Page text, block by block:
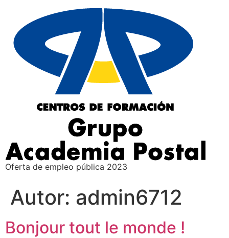
Oferta de empleo pública 2023
Autor: admin6712
Bonjour tout le monde !